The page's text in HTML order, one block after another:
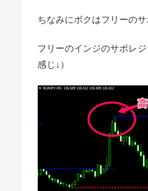
ちなみにボクはフリーの
フリーのインジのサポレ
感じ↓）